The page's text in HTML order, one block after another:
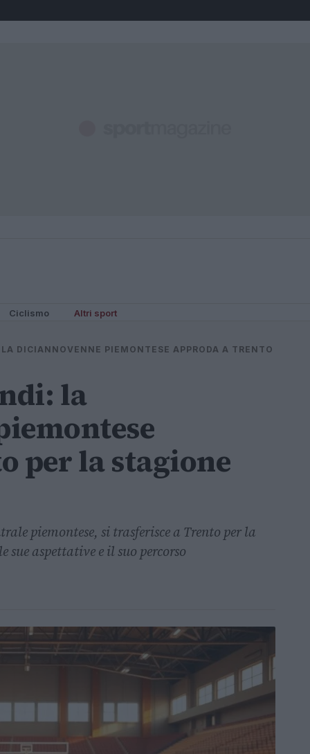
Ciclismo Altri sport
DICIANNOVENNE PIEMONTESE APPRODA A TRENTO
la
per la stagione
piemontese, si trasferisce a Trento per la
sue aspettative e il suo percorso